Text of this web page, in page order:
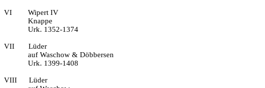
VI
Wipert IV
Knappe
Urk. 1352-1374
VII
Lüder
auf Waschow & Döbbersen
Urk. 1399-1408
VIII
Lüder